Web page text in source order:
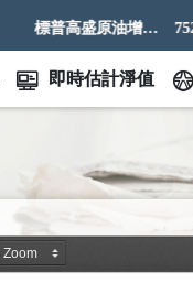
標普高盛原油增強超額回報指數 752.98
即時估計淨值